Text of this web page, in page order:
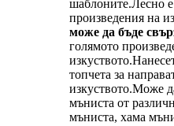
шаблоните.Лесно
произведения на
може да бъде
голямото
топчета за
изкуството.Може
мъниста от
мъниста, хама